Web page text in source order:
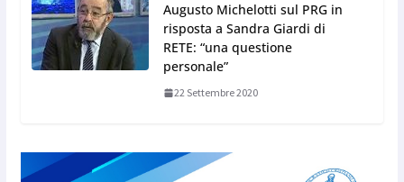
Augusto Michelotti sul PRG in
risposta a Sandra Giardi di
RETE: “una questione
personale”
22 Settembre 2020